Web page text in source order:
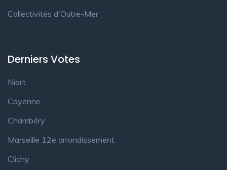
Collectivités d'Outre-Mer
Derniers Votes
Niort
Cayenne
Chambéry
Marseille 12e arrondissement
Clichy